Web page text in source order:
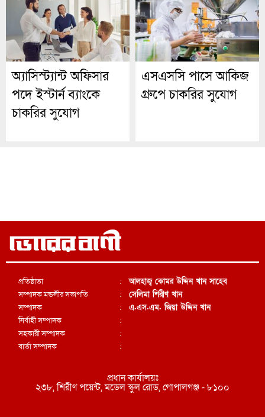
অ্যাসিস্ট্যান্ট অফিসার
পদে ইস্টার্ন ব্যাংকে
চাকরির সুযোগ
এসএসসি পাসে আকিজ
গ্রুপে চাকরির সুযোগ
প্রতিষ্ঠাতা
সম্পাদক মন্ডলীর সভাপতি
সম্পাদক
নির্বাহী সম্পাদক
সহকারী সম্পাদক
বার্তা সম্পাদক
:
:
:
:
:
:
আলহাজ্ব কোমর উদ্দিন খান সাহেব
সেলিমা শিরীণ খান
এ.এস.এম. জিয়া উদ্দিন খান
প্রধান কার্যালয়ঃ
২৩৮, শিরীণ পয়েন্ট, মডেল স্কুল রোড, গোপালগঞ্জ - ৮১০০